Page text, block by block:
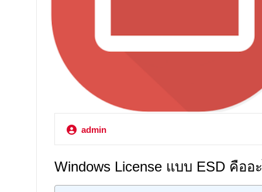
admin
Windows License แบบ ESD คืออ